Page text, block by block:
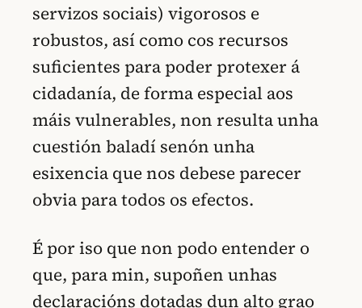
servizos sociais) vigorosos e
robustos, así como cos recursos
suficientes para poder protexer á
cidadanía, de forma especial aos
máis vulnerables, non resulta unha
cuestión baladí senón unha
esixencia que nos debese parecer
obvia para todos os efectos.
É por iso que non podo entender o
que, para min, supoñen unhas
declaracións dotadas dun alto grao